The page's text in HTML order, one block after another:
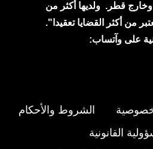
وخارج قطر. ولديها أكثر من
من أكثر القضايا تعقيدا".
على وآتساب:
الشروط والأحكام
القانونية